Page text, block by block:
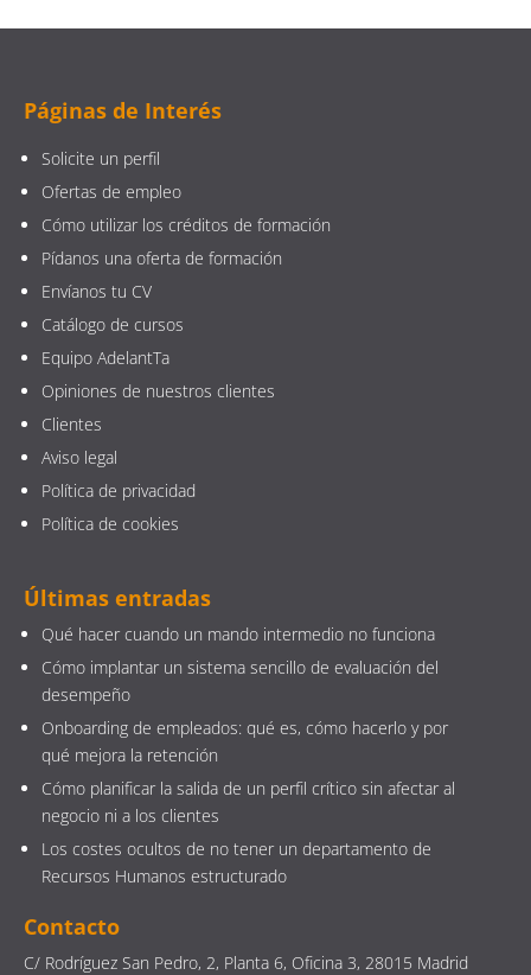
Páginas de Interés
Solicite un perfil
Ofertas de empleo
Cómo utilizar los créditos de formación
Pídanos una oferta de formación
Envíanos tu CV
Catálogo de cursos
Equipo AdelantTa
Opiniones de nuestros clientes
Clientes
Aviso legal
Política de privacidad
Política de cookies
Últimas entradas
Qué hacer cuando un mando intermedio no funciona
Cómo implantar un sistema sencillo de evaluación del
desempeño
Onboarding de empleados: qué es, cómo hacerlo y por
qué mejora la retención
Cómo planificar la salida de un perfil crítico sin afectar al
negocio ni a los clientes
Los costes ocultos de no tener un departamento de
Recursos Humanos estructurado
Contacto
C/ Rodríguez San Pedro, 2, Planta 6, Oficina 3, 28015 Madrid